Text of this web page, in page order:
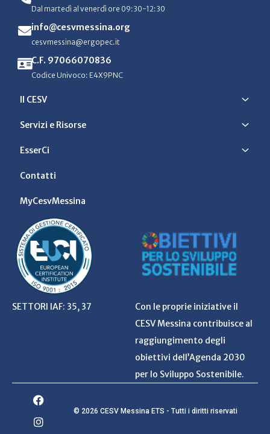
Dal martedì al venerdì ore 09:30-12:30
info@cesvmessina.org
cesvmessina@ergopec.it
C.F. 97066070836
Codice Univoco: E4X9PNC
Il CESV
Servizi e Risorse
EsserCi
Contatti
MyCesvMessina
SETTORI IAF: 35, 37
Con le proprie iniziative il
CESV Messina contribuisce al
raggiungimento degli
obiettivi dell’Agenda 2030
per lo Sviluppo Sostenibile.
© 2026 CESV Messina ETS - Tutti i diritti riservati